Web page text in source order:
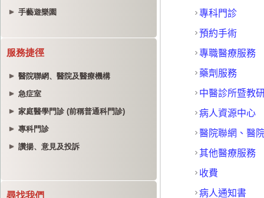
手藝遊樂園
服務捷徑
醫院聯網、醫院及醫療機構
急症室
家庭醫學門診 (前稱普通科門診)
專科門診
讚揚、意見及投訴
尋找我們